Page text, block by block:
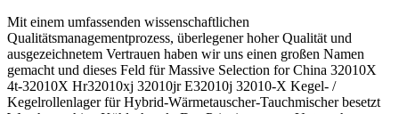
Mit einem umfassenden wissenschaftlichen
Qualitätsmanagementprozess, überlegener hoher Qualität und
ausgezeichnetem Vertrauen haben wir uns einen großen Namen
gemacht und dieses Feld für Massive Selection for China 32010X
4t-32010X Hr32010xj 32010jr E32010j 32010-X Kegel- /
Kegelrollenlager für Hybrid-Wärmetauscher-Tauchmischer besetzt